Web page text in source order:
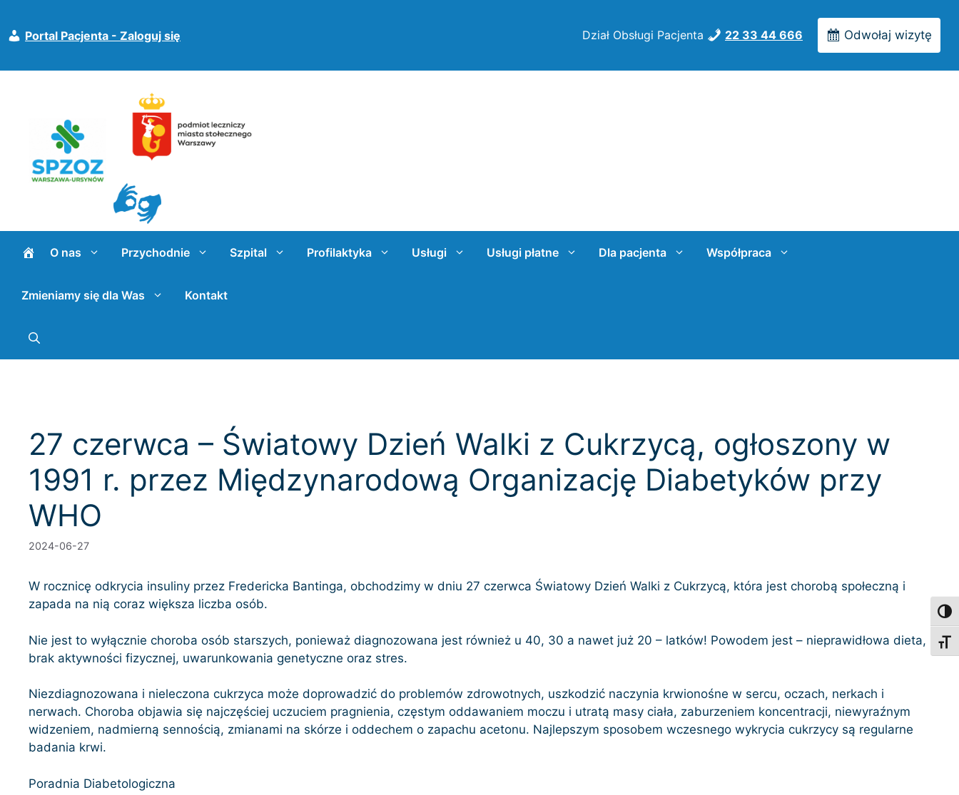
treści
Dział Obsługi Pacjenta 22 33 44 666 Odwołaj wizytę
Portal Pacjenta - Zaloguj się
O nas Przychodnie Szpital Profilaktyka Usługi Usługi płatne Dla pacjenta Współpraca
Zmieniamy się dla Was Kontakt
27 czerwca – Światowy Dzień Walki z Cukrzycą, ogłoszony w
1991 r. przez Międzynarodową Organizację Diabetyków przy
WHO
2024-06-27
W rocznicę odkrycia insuliny przez Fredericka Bantinga, obchodzimy w dniu 27 czerwca Światowy Dzień Walki z Cukrzycą, która jest chorobą społeczną i
zapada na nią coraz większa liczba osób.
Nie jest to wyłącznie choroba osób starszych, ponieważ diagnozowana jest również u 40, 30 a nawet już 20 – latków! Powodem jest – nieprawidłowa dieta,
brak aktywności fizycznej, uwarunkowania genetyczne oraz stres.
Niezdiagnozowana i nieleczona cukrzyca może doprowadzić do problemów zdrowotnych, uszkodzić naczynia krwionośne w sercu, oczach, nerkach i
nerwach. Choroba objawia się najczęściej uczuciem pragnienia, częstym oddawaniem moczu i utratą masy ciała, zaburzeniem koncentracji, niewyraźnym
widzeniem, nadmierną sennością, zmianami na skórze i oddechem o zapachu acetonu. Najlepszym sposobem wczesnego wykrycia cukrzycy są regularne
badania krwi.
Poradnia Diabetologiczna